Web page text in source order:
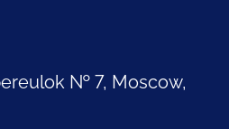
№ 7, Moscow,